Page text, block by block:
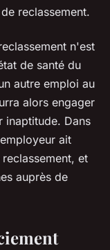
reclassement.
n'est
de santé du
autre emploi au
alors engager
inaptitude. Dans
ait
et
auprès de